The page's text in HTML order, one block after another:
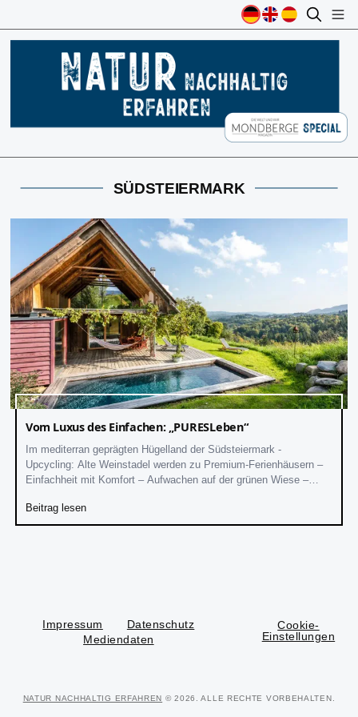
SÜDSTEIERMARK
Vom Luxus des Einfachen: „PURESLeben“
Im mediterran geprägten Hügelland der Südsteiermark -
Upcycling: Alte Weinstadel werden zu Premium-Ferienhäusern –
Einfachheit mit Komfort – Aufwachen auf der grünen Wiese –
Beitrag lesen
Impressum
Datenschutz
Mediendaten
Cookie-
Einstellungen
NATUR NACHHALTIG ERFAHREN © 2026. ALLE RECHTE VORBEHALTEN.